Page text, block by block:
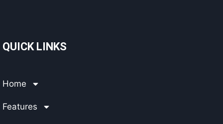
QUICK LINKS
Home
Features